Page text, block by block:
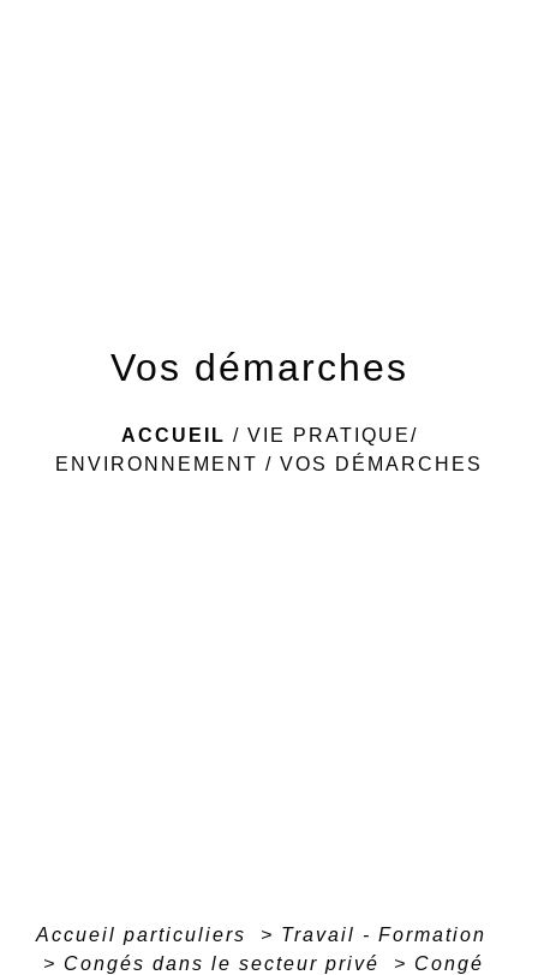
Vos démarches
ACCUEIL / VIE PRATIQUE/
ENVIRONNEMENT / VOS DÉMARCHES
Accueil particuliers > Travail - Formation
> Congés dans le secteur privé > Congé